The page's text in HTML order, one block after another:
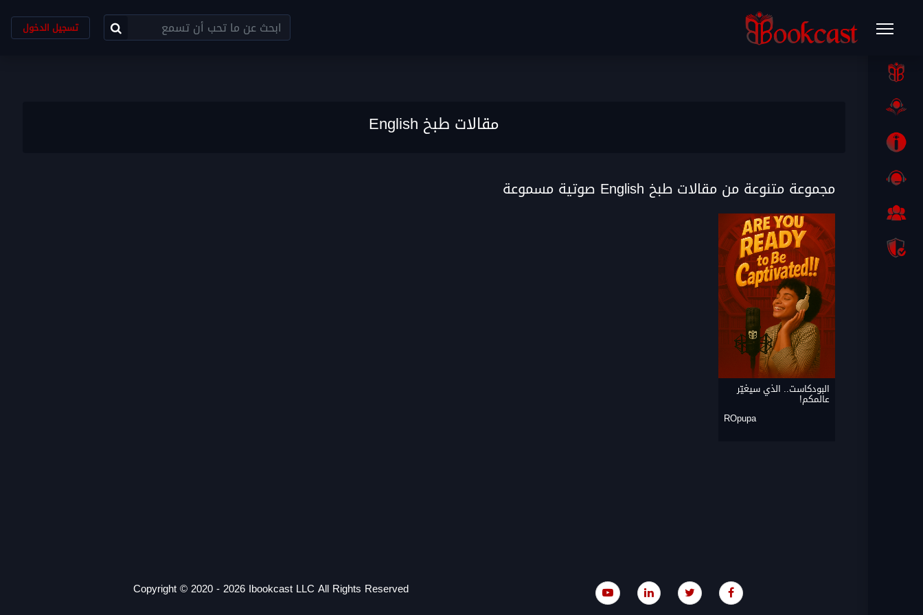
تسجيل الدخول
مقالات طبخ English
مجموعة متنوعة من مقالات طبخ English صوتية مسموعة
البودكاست.. الذي سيغيّر
عالمكم!
ROpupa
Copyright © 2020 - 2026 Ibookcast LLC All Rights Reserved